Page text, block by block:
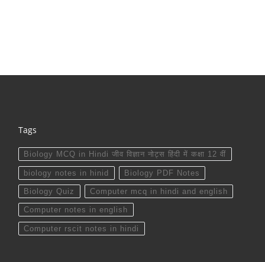
Tags
Biology MCQ in Hindi जीव विज्ञान नोट्स हिंदी में कक्षा 12 वीं
biology notes in hinid Biology PDF Notes
Biology Quiz Computer mcq in hindi and english
Computer notes in english
Computer rscit notes in hindi